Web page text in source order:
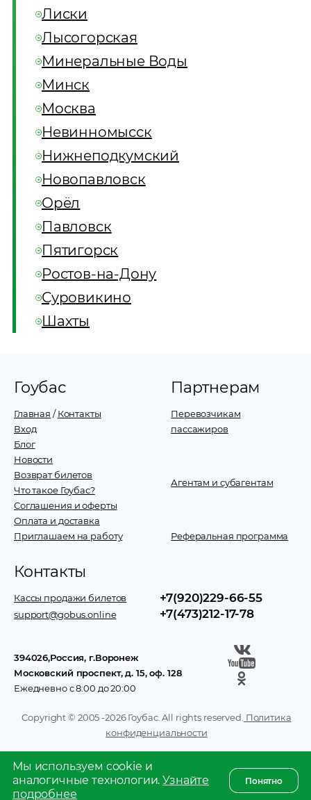
Лиски
Лысогорская
Минеральные Воды
Минск
Москва
Невинномысск
Нижнеподкумский
Новопавловск
Орёл
Павловск
Пятигорск
Ростов-на-Дону
Суровикино
Шахты
Мы используем cookie и
аналогичные технологии.Узнайте
подробнее
Понятно
Гоубас
Главная /Контакты
Вход
Блог
Новости
Возврат билетов
Что такое Гоубас?
Соглашения и оферты
Оплата и доставка
Приглашаем на работу
Партнерам
Перевозчикам
пассажиров
Агентам и субагентам
Реферальная программа
Контакты
Кассы продажи билетов
support@gobus.online
+7(920)229-66-55
+7(473)212-17-78
394026,Россия, г.Воронеж
Московский проспект, д. 15, оф. 128
Ежедневно с 8:00 до 20:00
Copyright © 2005 -2026Гоубас. All rights reserved. Политика
конфиденциальности